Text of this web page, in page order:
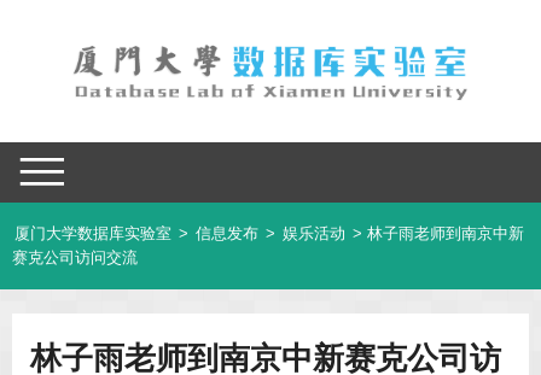
厦门大学数据库实验室 > 信息发布 > 娱乐活动 > 林子雨老师到南京中新
赛克公司访问交流
林子雨老师到南京中新赛克公司访